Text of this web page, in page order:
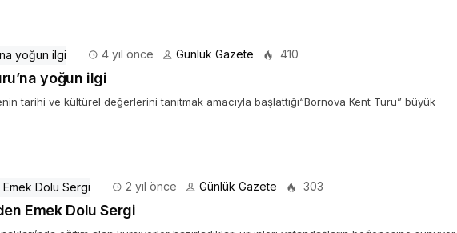
4 yıl önce Günlük Gazete 410
yoğun ilgi
tarihi ve kültürel değerlerini tanıtmak amacıyla başlattığı“Bornova Kent Turu” büyük
2 yıl önce Günlük Gazete 303
Emek Dolu Sergi